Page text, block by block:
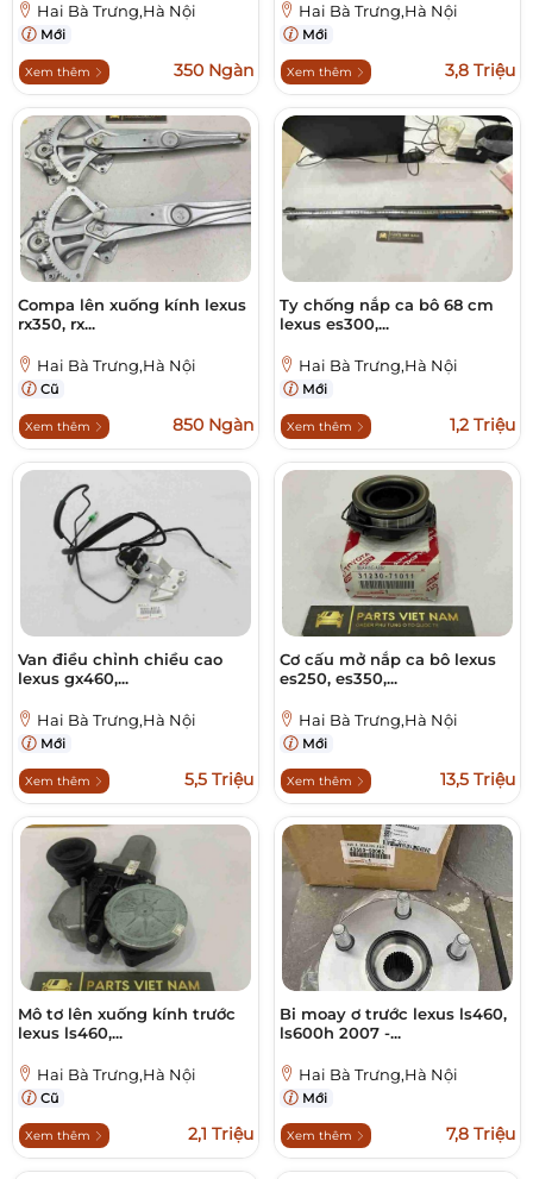
Hai Bà Trưng,Hà Nội
Mới
Xem thêm 350 Ngàn
Hai Bà Trưng,Hà Nội
Mới
Xem thêm 3,8 Triệu
Compa lên xuống kính lexus
rx350, rx...
Hai Bà Trưng,Hà Nội
Cũ
Xem thêm 850 Ngàn
Ty chống nắp ca bô 68 cm
lexus es300,...
Hai Bà Trưng,Hà Nội
Mới
Xem thêm 1,2 Triệu
Van điều chỉnh chiều cao
lexus gx460,...
Hai Bà Trưng,Hà Nội
Mới
Xem thêm 5,5 Triệu
Cơ cấu mở nắp ca bô lexus
es250, es350,...
Hai Bà Trưng,Hà Nội
Mới
Xem thêm 13,5 Triệu
Mô tơ lên xuống kính trước
lexus ls460,...
Hai Bà Trưng,Hà Nội
Cũ
Xem thêm 2,1 Triệu
Bi moay ơ trước lexus ls460,
ls600h 2007 -...
Hai Bà Trưng,Hà Nội
Mới
Xem thêm 7,8 Triệu